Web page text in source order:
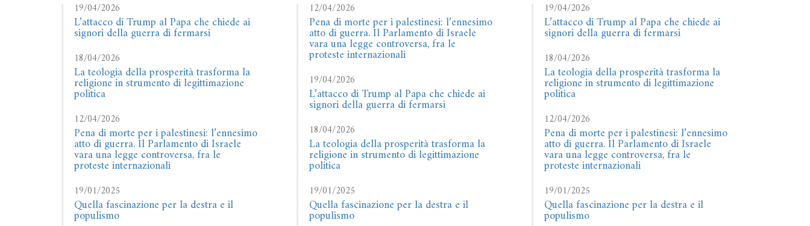
19/04/2026
L’attacco di Trump al Papa che chiede ai
signori della guerra di fermarsi
18/04/2026
La teologia della prosperità trasforma la
religione in strumento di legittimazione
politica
12/04/2026
Pena di morte per i palestinesi: l’ennesimo
atto di guerra. Il Parlamento di Israele
vara una legge controversa, fra le
proteste internazionali
19/01/2025
Quella fascinazione per la destra e il
populismo
12/04/2026
Pena di morte per i palestinesi: l’ennesimo
atto di guerra. Il Parlamento di Israele
vara una legge controversa, fra le
proteste internazionali
19/04/2026
L’attacco di Trump al Papa che chiede ai
signori della guerra di fermarsi
18/04/2026
La teologia della prosperità trasforma la
religione in strumento di legittimazione
politica
19/01/2025
Quella fascinazione per la destra e il
populismo
19/04/2026
L’attacco di Trump al Papa che chiede ai
signori della guerra di fermarsi
18/04/2026
La teologia della prosperità trasforma la
religione in strumento di legittimazione
politica
12/04/2026
Pena di morte per i palestinesi: l’ennesimo
atto di guerra. Il Parlamento di Israele
vara una legge controversa, fra le
proteste internazionali
19/01/2025
Quella fascinazione per la destra e il
populismo